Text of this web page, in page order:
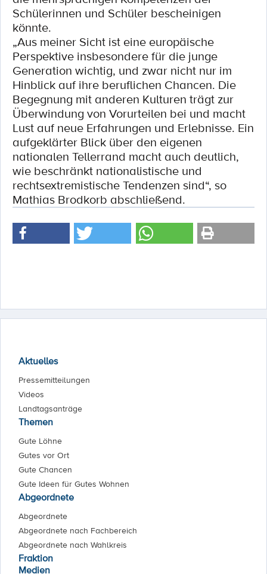
Schülerinnen und Schüler bescheinigen
könnte.
„Aus meiner Sicht ist eine europäische
Perspektive insbesondere für die junge
Generation wichtig, und zwar nicht nur im
Hinblick auf ihre beruflichen Chancen. Die
Begegnung mit anderen Kulturen trägt zur
Überwindung von Vorurteilen bei und macht
Lust auf neue Erfahrungen und Erlebnisse. Ein
aufgeklärter Blick über den eigenen
nationalen Tellerrand macht auch deutlich,
wie beschränkt nationalistische und
rechtsextremistische Tendenzen sind“, so
Mathias Brodkorb abschließend.
Aktuelles
Pressemitteilungen
Videos
Landtagsanträge
Themen
Gute Löhne
Gutes vor Ort
Gute Chancen
Gute Ideen für Gutes Wohnen
Abgeordnete
Abgeordnete
Abgeordnete nach Fachbereich
Abgeordnete nach Wahlkreis
Fraktion
Medien